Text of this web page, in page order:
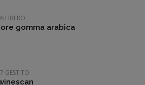
LIBERO
gomma arabica
GESTITO